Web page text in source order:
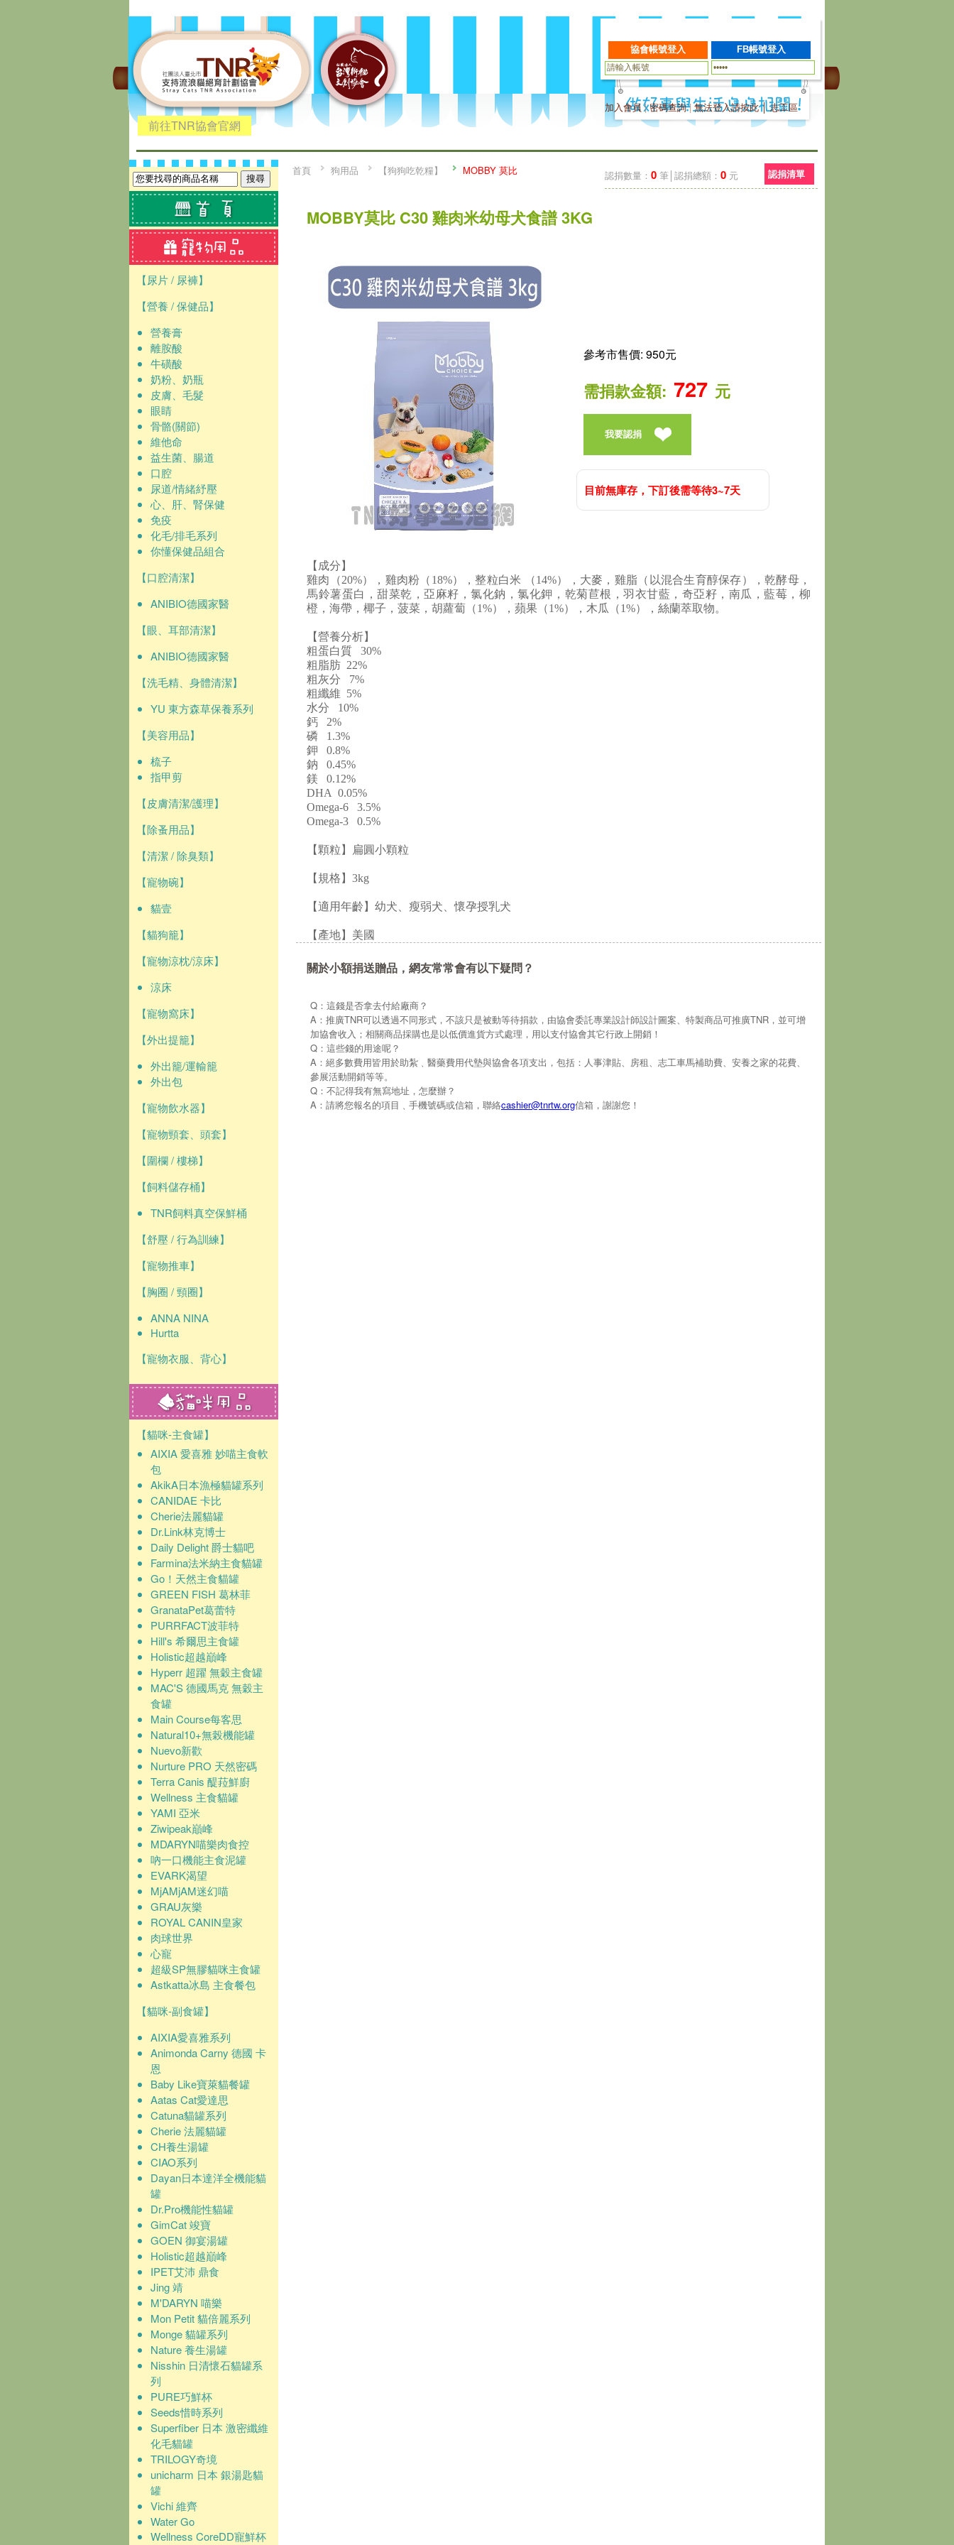
前往TNR協會官網
加入會員|密碼查詢|無法登入請按此│志工區
【尿片 / 尿褲】
【營養 / 保健品】
營養膏
離胺酸
牛磺酸
奶粉、奶瓶
皮膚、毛髮
眼睛
骨骼(關節)
維他命
益生菌、腸道
口腔
尿道/情緒紓壓
心、肝、腎保健
免疫
化毛/排毛系列
你懂保健品組合
【口腔清潔】
ANIBIO德國家醫
【眼、耳部清潔】
ANIBIO德國家醫
【洗毛精、身體清潔】
YU 東方森草保養系列
【美容用品】
梳子
指甲剪
【皮膚清潔/護理】
【除蚤用品】
【清潔 / 除臭類】
【寵物碗】
貓壹
【貓狗籠】
【寵物涼枕/涼床】
涼床
【寵物窩床】
【外出提籠】
外出籠/運輸籠
外出包
【寵物飲水器】
【寵物頸套、頭套】
【圍欄 / 樓梯】
【飼料儲存桶】
TNR飼料真空保鮮桶
【舒壓 / 行為訓練】
【寵物推車】
【胸圈 / 頸圈】
ANNA NINA
Hurtta
【寵物衣服、背心】
【貓咪-主食罐】
AIXIA 愛喜雅 妙喵主食軟
包
AkikA日本漁極貓罐系列
CANIDAE 卡比
Cherie法麗貓罐
Dr.Link林克博士
Daily Delight 爵士貓吧
Farmina法米納主食貓罐
Go！天然主食貓罐
GREEN FISH 葛林菲
GranataPet葛蕾特
PURRFACT波菲特
Hill's 希爾思主食罐
Holistic超越巔峰
Hyperr 超躍 無穀主食罐
MAC'S 德國馬克 無穀主
食罐
Main Course每客思
Natural10+無榖機能罐
Nuevo新歡
Nurture PRO 天然密碼
Terra Canis 醍菈鮮廚
Wellness 主食貓罐
YAMI 亞米
Ziwipeak巔峰
MDARYN喵樂肉食控
吶一口機能主食泥罐
EVARK渴望
MjAMjAM迷幻喵
GRAU灰樂
ROYAL CANIN皇家
肉球世界
心寵
超級SP無膠貓咪主食罐
Astkatta冰島 主食餐包
【貓咪-副食罐】
AIXIA愛喜雅系列
Animonda Carny 德國 卡
恩
Baby Like寶萊貓餐罐
Aatas Cat愛達思
Catuna貓罐系列
Cherie 法麗貓罐
CH養生湯罐
CIAO系列
Dayan日本達洋全機能貓
罐
Dr.Pro機能性貓罐
GimCat 竣寶
GOEN 御宴湯罐
Holistic超越巔峰
IPET艾沛 鼎食
Jing 靖
M'DARYN 喵樂
Mon Petit 貓倍麗系列
Monge 貓罐系列
Nature 養生湯罐
Nisshin 日清懷石貓罐系
列
PURE巧鮮杯
Seeds惜時系列
Superfiber 日本 激密纖維
化毛貓罐
TRILOGY奇境
unicharm 日本 銀湯匙貓
罐
Vichi 維齊
Water Go
Wellness CoreDD寵鮮杯
認捐數量： 0 筆│認捐總額： 0 元 認捐清單
首頁 狗用品 【狗狗吃乾糧】 MOBBY 莫比
MOBBY莫比 C30 雞肉米幼母犬食譜 3KG
參考市售價: 950元
需捐款金額: 727 元
我要認捐
目前無庫存，下訂後需等待3~7天
【成分】
雞肉（20%），雞肉粉（18%），整粒白米 （14%），大麥，雞脂（以混合生育醇保存），乾酵母，
馬鈴薯蛋白，甜菜乾，亞麻籽，氯化鈉，氯化鉀，乾菊苣根，羽衣甘藍，奇亞籽，南瓜，藍莓，柳
橙，海帶，椰子，菠菜，胡蘿蔔（1%），蘋果（1%），木瓜（1%），絲蘭萃取物。
【營養分析】
粗蛋白質 30%
粗脂肪 22%
粗灰分 7%
粗纖維 5%
水分 10%
鈣 2%
磷 1.3%
鉀 0.8%
鈉 0.45%
鎂 0.12%
DHA 0.05%
Omega-6 3.5%
Omega-3 0.5%
【顆粒】扁圓小顆粒
【規格】3kg
【適用年齡】幼犬、瘦弱犬、懷孕授乳犬
【產地】美國
關於小額捐送贈品，網友常常會有以下疑問？
Q：這錢是否拿去付給廠商？
A：推廣TNR可以透過不同形式，不該只是被動等待捐款，由協會委託專業設計師設計圖案、特製商品可推廣TNR，並可增
加協會收入；相關商品採購也是以低價進貨方式處理，用以支付協會其它行政上開銷！
Q：這些錢的用途呢？
A：絕多數費用皆用於助紮﹑醫藥費用代墊與協會各項支出，包括：人事津貼、房租、志工車馬補助費、安養之家的花費、
參展活動開銷等等。
Q：不記得我有無寫地址，怎麼辦？
A：請將您報名的項目﹑手機號碼或信箱，聯絡cashier@tnrtw.org信箱，謝謝您！